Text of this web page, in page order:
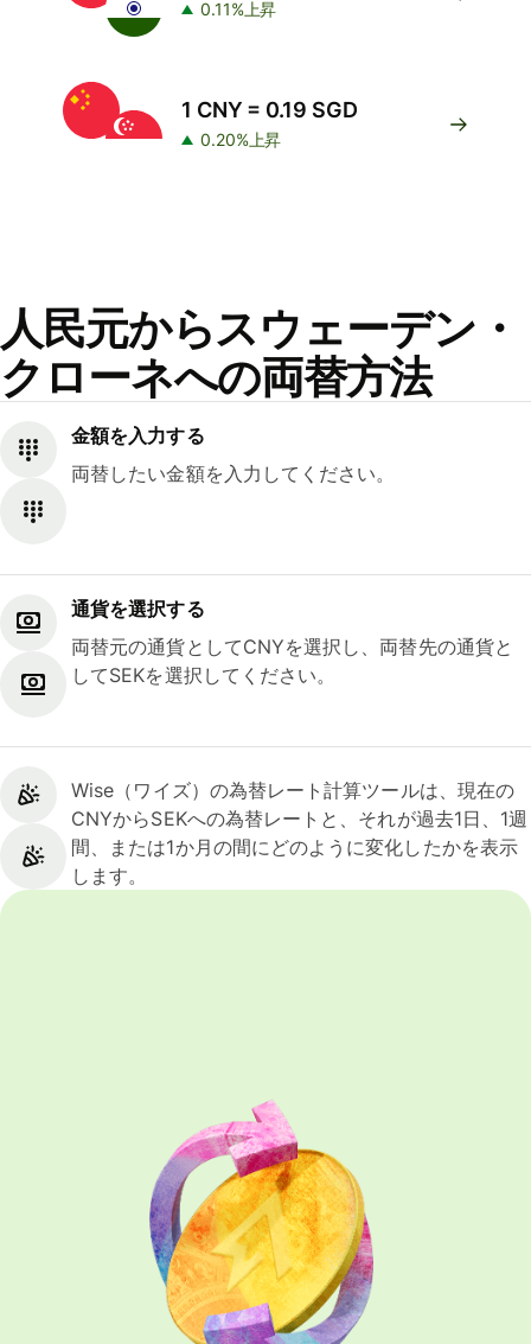
0.11%上昇
1 CNY = 0.19 SGD
0.20%上昇
人民元からスウェーデン・
クローネへの両替方法
金額を入力する
両替したい金額を入力してください。
通貨を選択する
両替元の通貨としてCNYを選択し、両替先の通貨と
してSEKを選択してください。
Wise（ワイズ）の為替レート計算ツールは、現在の
CNYからSEKへの為替レートと、それが過去1日、1週
間、または1か月の間にどのように変化したかを表示
します。